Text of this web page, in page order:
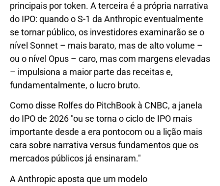
principais por token. A terceira é a própria narrativa
do IPO: quando o S-1 da Anthropic eventualmente
se tornar público, os investidores examinarão se o
nível Sonnet – mais barato, mas de alto volume –
ou o nível Opus – caro, mas com margens elevadas
– impulsiona a maior parte das receitas e,
fundamentalmente, o lucro bruto.
Como disse Rolfes do PitchBook à CNBC, a janela
do IPO de 2026 "ou se torna o ciclo de IPO mais
importante desde a era pontocom ou a lição mais
cara sobre narrativa versus fundamentos que os
mercados públicos já ensinaram."
A Anthropic aposta que um modelo